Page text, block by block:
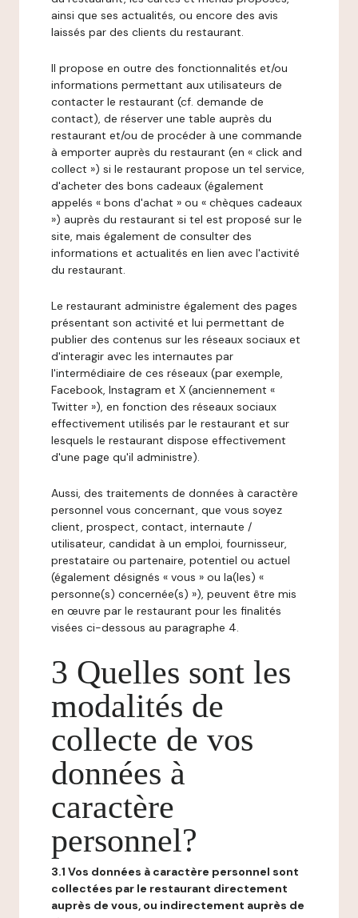
ainsi que ses actualités, ou encore des avis
laissés par des clients du restaurant.
Il propose en outre des fonctionnalités et/ou
informations permettant aux utilisateurs de
contacter le restaurant (cf. demande de
contact), de réserver une table auprès du
restaurant et/ou de procéder à une commande
à emporter auprès du restaurant (en « click and
collect ») si le restaurant propose un tel service,
d'acheter des bons cadeaux (également
appelés « bons d'achat » ou « chèques cadeaux
») auprès du restaurant si tel est proposé sur le
site, mais également de consulter des
informations et actualités en lien avec l'activité
du restaurant.
Le restaurant administre également des pages
présentant son activité et lui permettant de
publier des contenus sur les réseaux sociaux et
d'interagir avec les internautes par
l'intermédiaire de ces réseaux (par exemple,
Facebook, Instagram et X (anciennement «
Twitter »), en fonction des réseaux sociaux
effectivement utilisés par le restaurant et sur
lesquels le restaurant dispose effectivement
d'une page qu'il administre).
Aussi, des traitements de données à caractère
personnel vous concernant, que vous soyez
client, prospect, contact, internaute /
utilisateur, candidat à un emploi, fournisseur,
prestataire ou partenaire, potentiel ou actuel
(également désignés « vous » ou la(les) «
personne(s) concernée(s) »), peuvent être mis
en œuvre par le restaurant pour les finalités
visées ci-dessous au paragraphe 4.
3 Quelles sont les
modalités de
collecte de vos
données à
caractère
personnel?
3.1 Vos données à caractère personnel sont
collectées par le restaurant directement
auprès de vous, ou indirectement auprès de